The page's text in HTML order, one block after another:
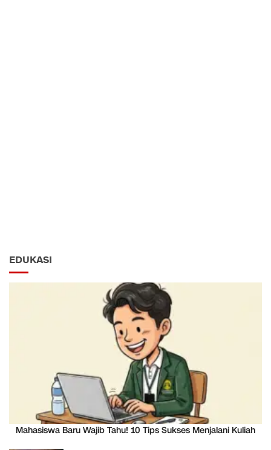
EDUKASI
Mahasiswa Baru Wajib Tahu! 10 Tips Sukses Menjalani Kuliah